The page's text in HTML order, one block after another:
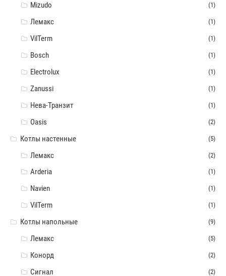
Mizudo (1)
Лемакс (1)
VilTerm (1)
Bosch (1)
Electrolux (1)
Zanussi (1)
Нева-Транзит (1)
Oasis (2)
Котлы настенные (5)
Лемакс (2)
Arderia (1)
Navien (1)
VilTerm (1)
Котлы напольные (9)
Лемакс (5)
Конорд (2)
Сигнал (2)